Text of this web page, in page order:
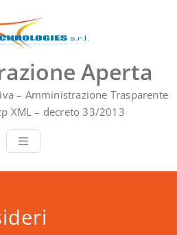
Aperta
– Amministrazione Trasparente
XML – decreto 33/2013